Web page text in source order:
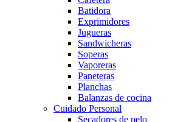
Batidora
Exprimidores
Jugueras
Sandwicheras
Soperas
Vaporeras
Paneteras
Planchas
Balanzas de cocina
Cuidado Personal
Secadores de pelo